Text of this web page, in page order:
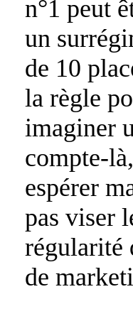
n°1 peut
un
de 10
la règle
imaginer
compte-
espérer
pas viser
régularité
de